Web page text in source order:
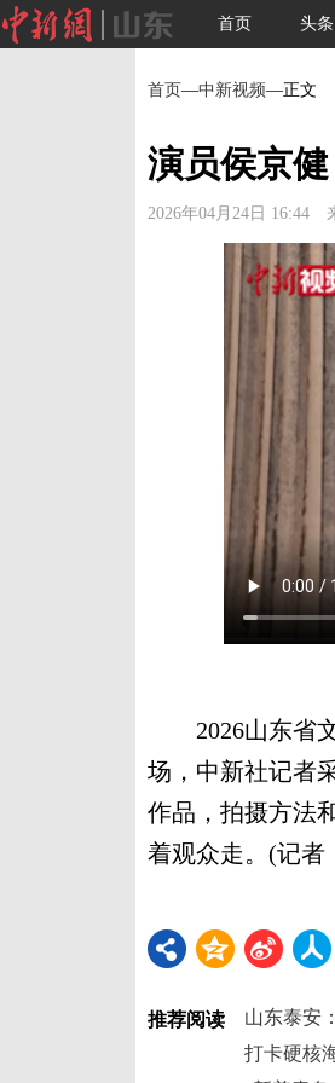
首页 头条
首页—中新视频—正文
演员侯京
2026年04月24日 16:44
2026山东省文
场，中新社记者
作品，拍摄方法
着观众走。(记者
推荐阅读
山东泰安
打卡硬核